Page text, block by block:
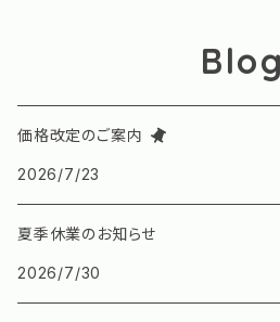
Blog
価格改定のご案内
2026/7/23
夏季休業のお知らせ
2026/7/30